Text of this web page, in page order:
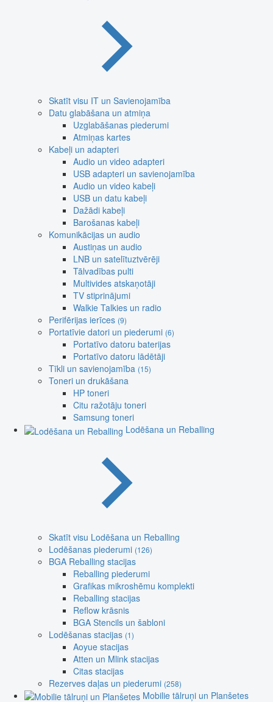
Skatīt visu IT un Savienojamība
Datu glabāšana un atmiņa
Uzglabāšanas piederumi
Atmiņas kartes
Kabeļi un adapteri
Audio un video adapteri
USB adapteri un savienojamība
Audio un video kabeļi
USB un datu kabeļi
Dažādi kabeļi
Barošanas kabeļi
Komunikācijas un audio
Austiņas un audio
LNB un satelītuztvērēji
Tālvadības pulti
Multivides atskaņotāji
TV stiprinājumi
Walkie Talkies un radio
Perifērijas ierīces (9)
Portatīvie datori un piederumi (6)
Portatīvo datoru baterijas
Portatīvo datoru lādētāji
Tīkli un savienojamība (15)
Toneri un drukāšana
HP toneri
Citu ražotāju toneri
Samsung toneri
Lodēšana un Reballing
Skatīt visu Lodēšana un Reballing
Lodēšanas piederumi (126)
BGA Reballing stacijas
Reballing piederumi
Grafikas mikroshēmu komplekti
Reballing stacijas
Reflow krāsnis
BGA Stencils un šabloni
Lodēšanas stacijas (1)
Aoyue stacijas
Atten un Mlink stacijas
Citas stacijas
Rezerves daļas un piederumi (258)
Mobilie tālruņi un Planšetes